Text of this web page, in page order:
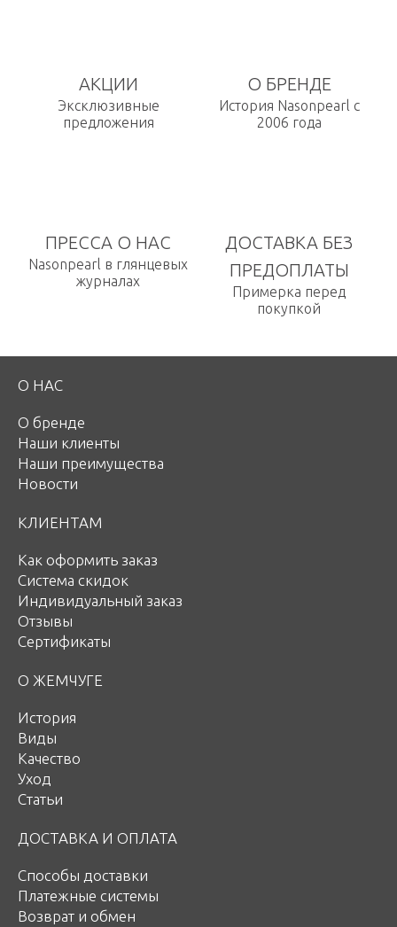
АКЦИИ
Эксклюзивные
предложения
О БРЕНДЕ
История Nasonpearl с
2006 года
ПРЕССА О НАС
Nasonpearl в глянцевых
журналах
ДОСТАВКА БЕЗ
ПРЕДОПЛАТЫ
Примерка перед
покупкой
О НАС
О бренде
Наши клиенты
Наши преимущества
Новости
КЛИЕНТАМ
Как оформить заказ
Система скидок
Индивидуальный заказ
Отзывы
Сертификаты
О ЖЕМЧУГЕ
История
Виды
Качество
Уход
Статьи
ДОСТАВКА И ОПЛАТА
Способы доставки
Платежные системы
Возврат и обмен